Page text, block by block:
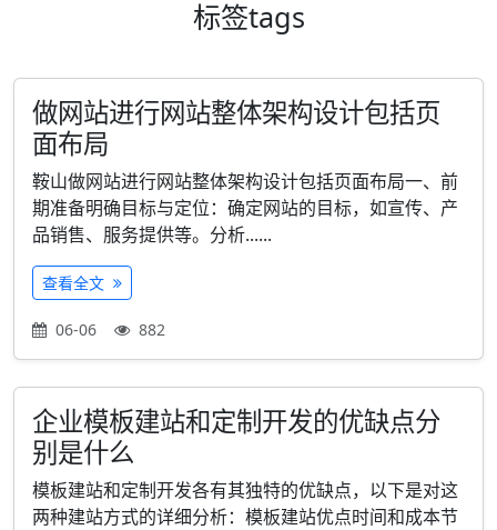
标签tags
做网站进行网站整体架构设计包括页
面布局
鞍山做网站进行网站整体架构设计包括页面布局一、前
期准备明确目标与定位：确定网站的目标，如宣传、产
品销售、服务提供等。分析......
查看全文
06-06 882
企业模板建站和定制开发的优缺点分
别是什么
模板建站和定制开发各有其独特的优缺点，以下是对这
两种建站方式的详细分析：模板建站优点时间和成本节